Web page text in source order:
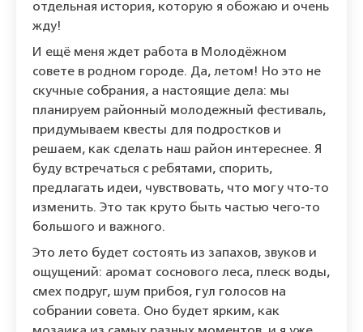
отдельная история, которую я обожаю и очень
жду!
И ещё меня ждет работа в Молодёжном
совете в родном городе. Да, летом! Но это не
скучные собрания, а настоящие дела: мы
планируем районный молодежный фестиваль,
придумываем квесты для подростков и
решаем, как сделать наш район интереснее. Я
буду встречаться с ребятами, спорить,
предлагать идеи, чувствовать, что могу что‑то
изменить. Это так круто быть частью чего‑то
большого и важного.
Это лето будет состоять из запахов, звуков и
ощущений: аромат соснового леса, плеск воды,
смех подруг, шум прибоя, гул голосов на
собрании совета. Оно будет ярким, как